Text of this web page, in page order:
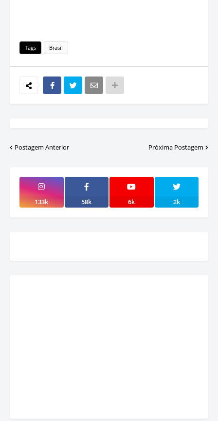
Tags Brasil
Postagem Anterior Próxima Postagem
133k 58k 6k 2k